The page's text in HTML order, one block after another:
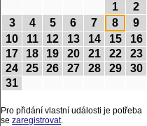
1
2
3
4 5 6 7 8
9
10
11 12 13 14 15
16
17
18 19 20 21 22
23
24
25 26 27 28 29
30
31
Pro přidání vlastní události je potřeba
se zaregistrovat.